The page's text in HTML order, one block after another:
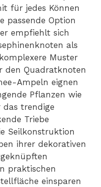
für jedes Können
passende Option
empfiehlt sich
als
Muster
den Quadratknoten
Ampeln eignen
Pflanzen wie
trendige
Triebe
Seilkonstruktion
ihrer dekorativen
praktischen
einsparen